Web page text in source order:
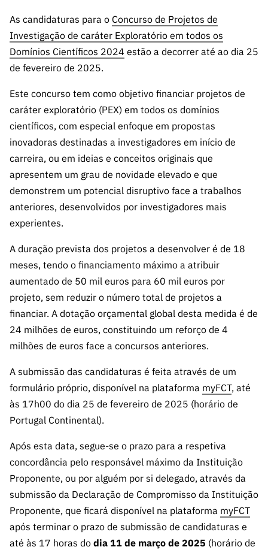
Manifesta
ções de
Interesse
serviços
digitais da
Canais de
Apoios
“Ciência +
“Ciência +
ão”
As candidaturas para o Concurso de Projetos de
Investigação de caráter Exploratório em todos os
Domínios Científicos 2024 estão a decorrer até ao dia 25
de fevereiro de 2025.
Este concurso tem como objetivo financiar projetos de
caráter exploratório (PEX) em todos os domínios
científicos, com especial enfoque em propostas
inovadoras destinadas a investigadores em início de
carreira, ou em ideias e conceitos originais que
apresentem um grau de novidade elevado e que
demonstrem um potencial disruptivo face a trabalhos
anteriores, desenvolvidos por investigadores mais
experientes.
A duração prevista dos projetos a desenvolver é de 18
meses, tendo o financiamento máximo a atribuir
aumentado de 50 mil euros para 60 mil euros por
projeto, sem reduzir o número total de projetos a
financiar. A dotação orçamental global desta medida é de
24 milhões de euros, constituindo um reforço de 4
milhões de euros face a concursos anteriores.
A submissão das candidaturas é feita através de um
formulário próprio, disponível na plataforma myFCT, até
às 17h00 do dia 25 de fevereiro de 2025 (horário de
Portugal Continental).
Após esta data, segue-se o prazo para a respetiva
concordância pelo responsável máximo da Instituição
Proponente, ou por alguém por si delegado, através da
submissão da Declaração de Compromisso da Instituição
Proponente, que ficará disponível na plataforma myFCT
após terminar o prazo de submissão de candidaturas e
até às 17 horas do dia 11 de março de 2025 (horário de